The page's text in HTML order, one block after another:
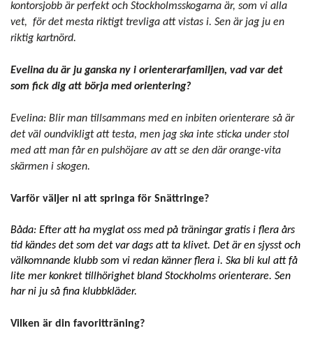
kontorsjobb är perfekt och Stockholmsskogarna är, som vi alla
vet, för det mesta riktigt trevliga att vistas i. Sen är jag ju en
riktig kartnörd.
Evelina du är ju ganska ny i orienterarfamiljen, vad var det
som fick dig att börja med orientering?
Evelina: Blir man tillsammans med en inbiten orienterare så är
det väl oundvikligt att testa, men jag ska inte sticka under stol
med att man får en pulshöjare av att se den där orange-vita
skärmen i skogen.
Varför väljer ni att springa för Snättringe?
Båda: Efter att ha myglat oss med på träningar gratis i flera års
tid kändes det som det var dags att ta klivet. Det är en sjysst och
välkomnande klubb som vi redan känner flera i. Ska bli kul att få
lite mer konkret tillhörighet bland Stockholms orienterare. Sen
har ni ju så fina klubbkläder.
Vilken är din favoritträning?